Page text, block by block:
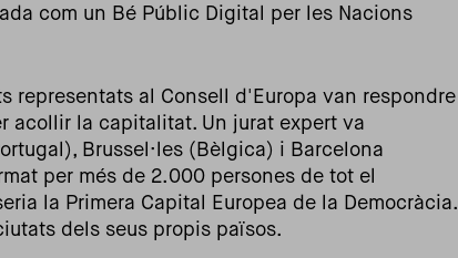
com un Bé Públic Digital per les Nacions
representats al Consell d'Europa van respondre
acollir la capitalitat. Un jurat expert va
Brussel·les (Bèlgica) i Barcelona
per més de 2.000 persones de tot el
la Primera Capital Europea de la Democràcia.
dels seus propis països.